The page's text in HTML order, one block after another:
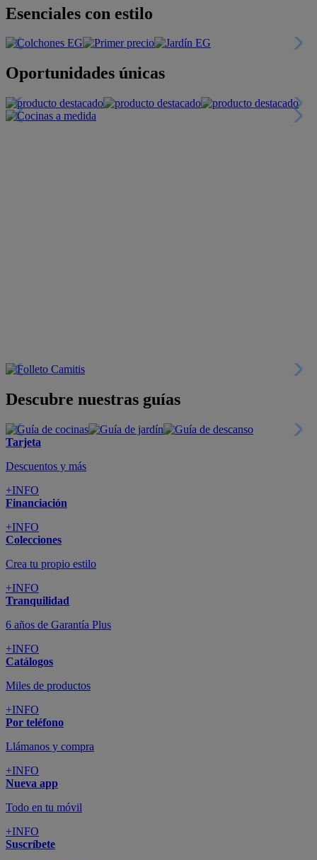
Esenciales con estilo
Oportunidades únicas
Descubre nuestras guías
Tarjeta
Descuentos y más
+INFO
Financiación
+INFO
Colecciones
Crea tu propio estilo
+INFO
Tranquilidad
6 años de Garantía Plus
+INFO
Catálogos
Miles de productos
+INFO
Por teléfono
Llámanos y compra
+INFO
Nueva app
Todo en tu móvil
+INFO
Suscríbete